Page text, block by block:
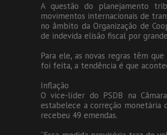
A questão do planejamento
movimentos internacionais de
no âmbito da Organização de
de indevida elisão fiscal por
Para ele, as novas regras têm
foi feita, a tendência é que
Inflação
O vice-líder do PSDB na
estabelece a correção monetária
recebeu 49 emendas.